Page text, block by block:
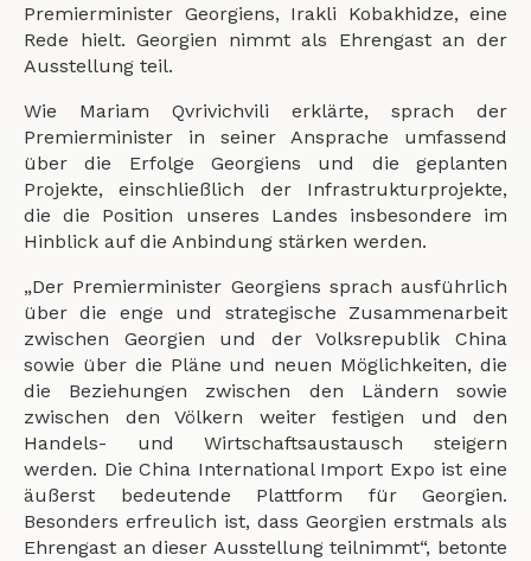
Premierminister Georgiens, Irakli Kobakhidze, eine
Rede hielt. Georgien nimmt als Ehrengast an der
Ausstellung teil.
Wie Mariam Qvrivichvili erklärte, sprach der
Premierminister in seiner Ansprache umfassend
über die Erfolge Georgiens und die geplanten
Projekte, einschließlich der Infrastrukturprojekte,
die die Position unseres Landes insbesondere im
Hinblick auf die Anbindung stärken werden.
„Der Premierminister Georgiens sprach ausführlich
über die enge und strategische Zusammenarbeit
zwischen Georgien und der Volksrepublik China
sowie über die Pläne und neuen Möglichkeiten, die
die Beziehungen zwischen den Ländern sowie
zwischen den Völkern weiter festigen und den
Handels- und Wirtschaftsaustausch steigern
werden. Die China International Import Expo ist eine
äußerst bedeutende Plattform für Georgien.
Besonders erfreulich ist, dass Georgien erstmals als
Ehrengast an dieser Ausstellung teilnimmt“, betonte